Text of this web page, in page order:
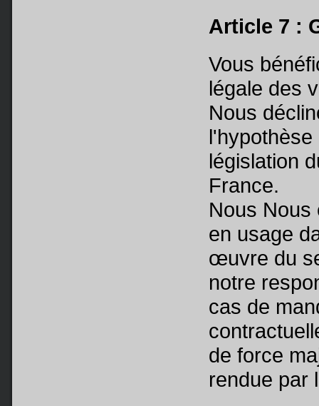
Article 7 :
Vous
légale des
Nous
législation
France.
Nous Nous
en usage
œuvre du
notre
cas de
de force
rendue par